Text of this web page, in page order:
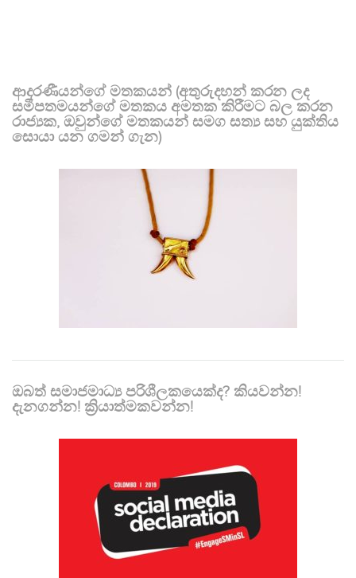
ආදරණීයන්ගේ මතකයන් (අතුරුදහන් කරන ලද
සමීපතමයන්ගේ මතකය අමතක කිරීමට බල කරන
රාජ්‍යක, ඔවුන්ගේ මතකයන් සමග සත්‍ය සහ යුක්තිය
සොයා යන ගමන් ගැන)
ඔබත් සමාජමාධ්‍ය පරිශීලකයෙක්ද? කියවන්න!
දැනගන්න! ක්‍රියාත්මකවන්න!